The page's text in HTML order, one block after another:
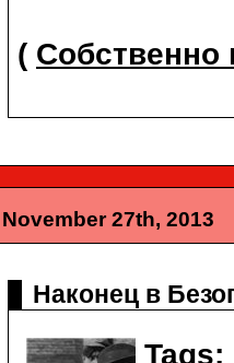
( Собственно
November 27th, 2013
Наконец в
Tags: